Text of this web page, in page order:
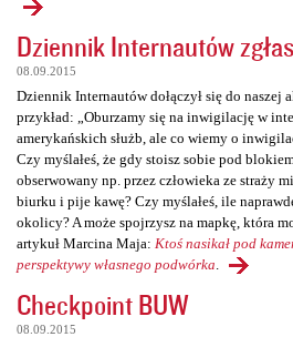
Dziennik Internautów
08.09.2015
Dziennik Internautów dołączył się do naszej
przykład: „Oburzamy się na inwigilację w
amerykańskich służb, ale co wiemy o
Czy myślałeś, że gdy stoisz sobie pod
obserwowany np. przez człowieka ze straży
biurku i pije kawę? Czy myślałeś, ile
okolicy? A może spojrzysz na mapkę, która
artykuł Marcina Maja: Ktoś nasikał pod
perspektywy własnego podwórka
Checkpoint BUW
08.09.2015